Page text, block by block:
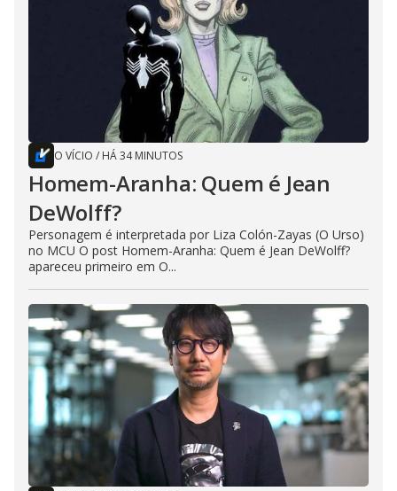
O VÍCIO / HÁ 34 MINUTOS
Homem-Aranha: Quem é Jean
DeWolff?
Personagem é interpretada por Liza Colón-Zayas (O Urso)
no MCU O post Homem-Aranha: Quem é Jean DeWolff?
apareceu primeiro em O...